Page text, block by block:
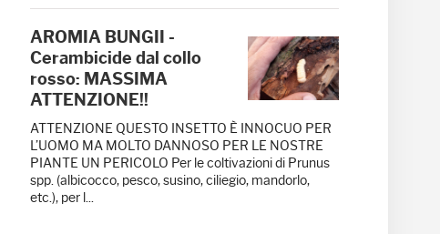
AROMIA BUNGII -
Cerambicide dal collo
rosso: MASSIMA
ATTENZIONE!!
ATTENZIONE QUESTO INSETTO È INNOCUO PER
L’UOMO MA MOLTO DANNOSO PER LE NOSTRE
PIANTE UN PERICOLO Per le coltivazioni di Prunus
spp. (albicocco, pesco, susino, ciliegio, mandorlo,
etc.), per l...